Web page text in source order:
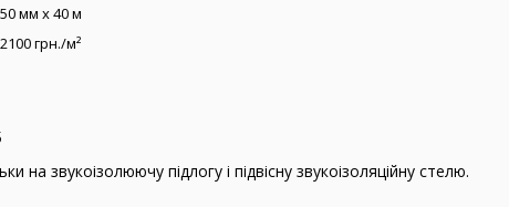
50 мм x 40 м
2100 грн./м²
на звукоізолюючу підлогу і підвісну звукоізоляційну стелю.